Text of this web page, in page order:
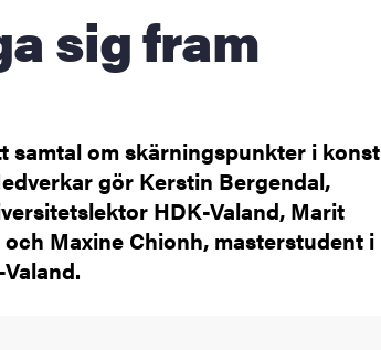
sig fram
samtal om skärningspunkter i konst
gör Kerstin Bergendal,
HDK-Valand, Marit
Maxine Chionh, masterstudent i